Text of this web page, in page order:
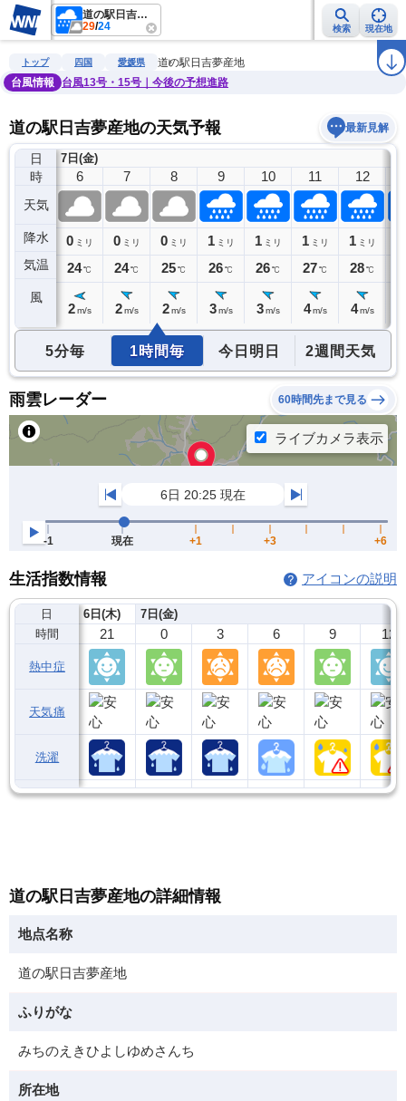
道の駅日吉夢産地
29/24 検索 現在地
雨雲レーダー 台風情報 地震情報 警報・注意報 ラ
トップ 四国 愛媛県
道の駅日吉夢産地
台風情報
台風13号・15号｜今後の予想進路
道の駅日吉夢産地の天気予報 最新見解
日
時
天気
降水
気温
風
7日(金)
5
0ミリ
26℃
6
0 ミリ
24℃
2 m/s
7
0 ミリ
24℃
2 m/s
8
0 ミリ
25℃
2 m/s
9
1 ミリ
26℃
3 m/s
10
1 ミリ
26℃
3 m/s
11
1 ミリ
27℃
4 m/s
12
1 ミリ
28℃
4 m/s
5分毎 1時間毎 今日明日 2週間天気
雨雲レーダー 60時間先まで見る
生活指数情報 アイコンの説明
日
時間
熱中症
天気痛
洗濯
6日(木)
21
7日(金)
0 3 6 9 12
道の駅日吉夢産地の詳細情報
地点名称
道の駅日吉夢産地
ふりがな
みちのえきひよしゆめさんち
所在地